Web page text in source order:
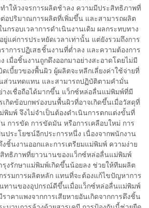
ำให้วงจรการผลิตช้าลง ความมีประสิทธิภาพที่
อปริมาณการผลิตที่เพิ่มขึ้น และสามารถผลิต
กรอบเวลาการดำเนินงานเดิม ผลกระทบทาง
ยู่แค่การประหยัดเวลาเท่านั้น แต่ยังรวมถึงการ
าการปฏิเสธชิ้นงานที่ต่ำลง และความต้องการ
เมื่อชิ้นงานถูกดึงออกมาอย่างสะอาดโดยไม่มี
เบี้ยวของพื้นผิว ผู้ผลิตจะหลีกเลี่ยงค่าใช้จ่ายที่
ส่วนทดแทน และสามารถปฏิบัติตามคำมั่น
งเชื่อถือได้มากขึ้น แว็กซ์หล่อลื่นแม่พิมพ์ที่มี
กิดข้อบกพร่องบนพื้นผิวที่อาจเกิดขึ้นเมื่อวัสดุที่
มพ์ จึงไม่จำเป็นต้องดำเนินการตกแต่งขั้นที่
การขัด การขัดมัน หรือการเคลือบใหม่ การ
ประโยชน์อีกประการหนึ่ง เนื่องจากพนักงาน
งชิ้นงานออกและการเตรียมแม่พิมพ์ ความง่าย
ทธิภาพที่ยาวนานของแว็กซ์หล่อลื่นแม่พิมพ์
รุงรักษาแม่พิมพ์เกิดขึ้นน้อยลง ช่วยให้ทีมผลิต
รรมการผลิตหลัก แทนที่จะต้องแก้ไขปัญหาการ
ทานของอุปกรณ์ดีขึ้นเมื่อแว็กซ์หล่อลื่นแม่พิมพ์
าคาแพงจากการเสียหายอันเกิดจากการดึงชิ้น